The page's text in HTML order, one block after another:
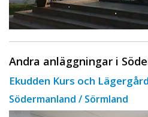
Andra anläggningar i
Ekudden Kurs och Lägergård
Södermanland / Sörmland